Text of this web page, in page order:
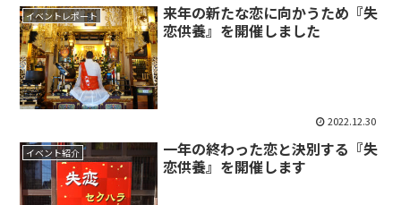
イベントレポート
来年の新たな恋に向かうため『失
恋供養』を開催しました
2022.12.30
イベント紹介
一年の終わった恋と決別する『失
恋供養』を開催します